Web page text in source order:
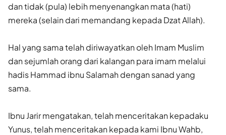
dan tidak (pula) lebih menyenangkan mata (hati)
mereka (selain dari memandang kepada Dzat Allah).
Hal yang sama telah diriwayatkan oleh Imam Muslim
dan sejumlah orang dari kalangan para imam melalui
hadis Hammad ibnu Salamah dengan sanad yang
sama.
Ibnu Jarir mengatakan, telah menceritakan kepadaku
Yunus, telah menceritakan kepada kami Ibnu Wahb,